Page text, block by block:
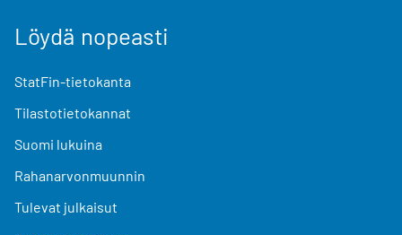
Löydä nopeasti
StatFin-tietokanta
Tilastotietokannat
Suomi lukuina
Rahanarvonmuunnin
Tulevat julkaisut